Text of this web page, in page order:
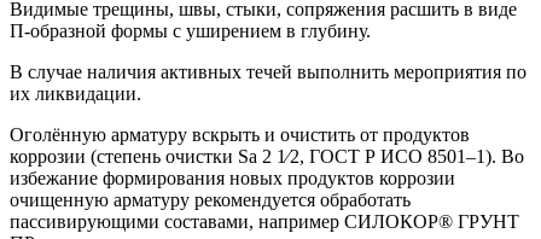
Видимые трещины, швы, стыки, сопряжения расшить в виде
П-образной формы с уширением в глубину.
В случае наличия активных течей выполнить мероприятия по
их ликвидации.
Оголённую арматуру вскрыть и очистить от продуктов
коррозии (степень очистки Sa 2 1⁄2, ГОСТ Р ИСО 8501–1). Во
избежание формирования новых продуктов коррозии
очищенную арматуру рекомендуется обработать
пассивирующими составами, например СИЛОКОР® ГРУНТ